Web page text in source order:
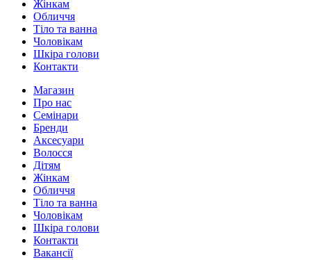
Жінкам
Обличчя
Тіло та ванна
Чоловікам
Шкіра голови
Контакти
Магазин
Про нас
Семінари
Бренди
Аксесуари
Волосся
Дітям
Жінкам
Обличчя
Тіло та ванна
Чоловікам
Шкіра голови
Контакти
Вакансії